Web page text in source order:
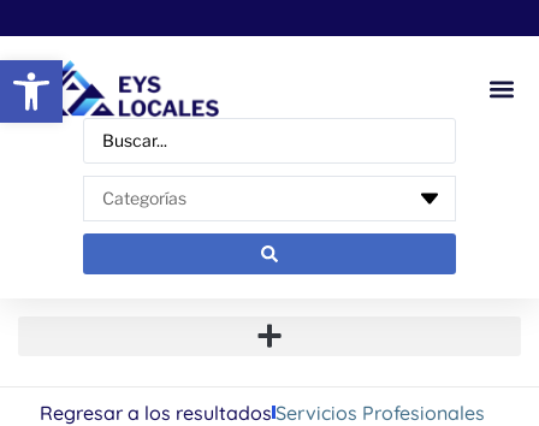
Abrir barra de herramientas
Regresar a los resultadosServicios Profesionales